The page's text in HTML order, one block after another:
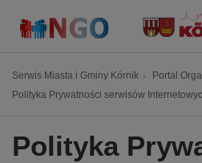
Ś
c
ż
Serwis Miasta i Gminy Kórnik
Portal
Polityka Prywatności serwisów
Polityka